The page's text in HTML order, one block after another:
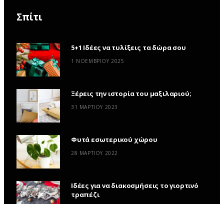
Σπίτι
5+1 Ιδέες να τυλίξεις τα δώρα σου
1 ΝΟΕΜΒΡΊΟΥ 2025
Ξέρεις την ιστορία του μαξιλαριού;
31 ΜΑΡΤΊΟΥ 2023
Φυτά εσωτερικού χώρου
28 ΜΑΡΤΊΟΥ 2022
Ιδέες για να διακοσμήσεις το γιορτινό
τραπέζι